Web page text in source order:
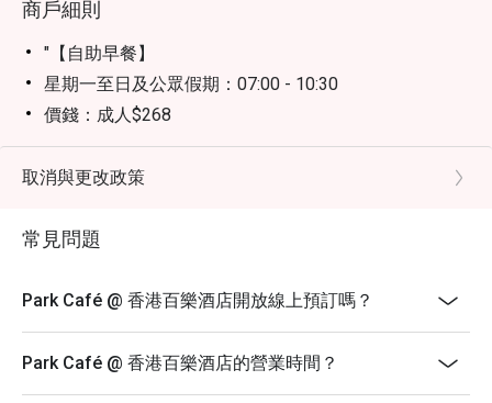
商戶細則
"【自助早餐】
星期一至日及公眾假期：07:00 - 10:30
價錢：成人$268
【自助午餐】
星期一至五：12:00 - 14:30
星期六、日及公眾假期：12:00 - 14:30
【下午茶套餐】
星期一至日：15:00 - 17:00
【自助晚餐】
星期一至四：18:30 - 21:30
取消與更改政策
常見問題
Park Café @ 香港百樂酒店開放線上預訂嗎？
Park Café @ 香港百樂酒店的營業時間？